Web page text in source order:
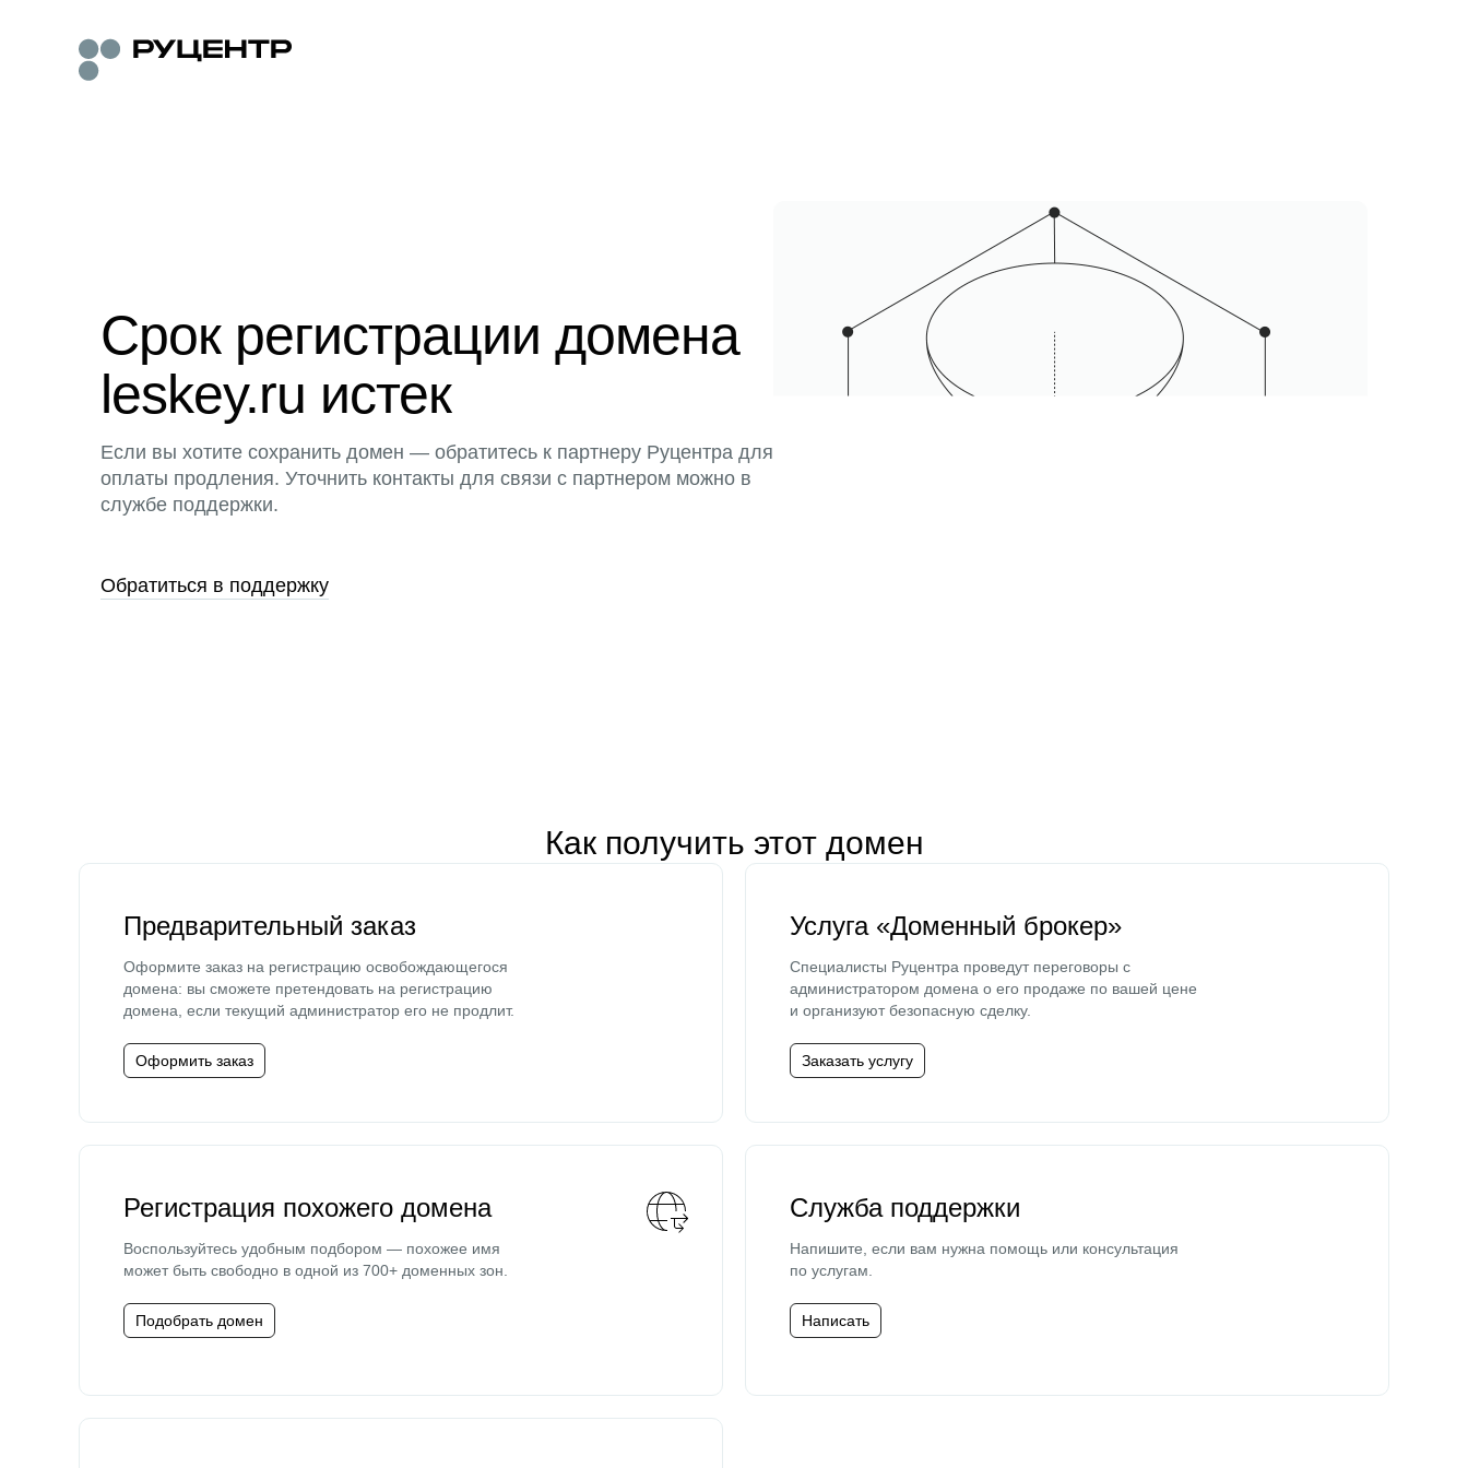
Срок регистрации домена
leskey.ru истек
Если вы хотите сохранить домен — обратитесь к партнеру Руцентра для
оплаты продления. Уточнить контакты для связи с партнером можно в
службе поддержки.
Обратиться в поддержку
Как получить этот домен
Предварительный заказ
Оформите заказ на регистрацию освобождающегося
домена: вы сможете претендовать на регистрацию
домена, если текущий администратор его не продлит.
Оформить заказ
Услуга «Доменный брокер»
Специалисты Руцентра проведут переговоры с
администратором домена о его продаже по вашей цене
и организуют безопасную сделку.
Заказать услугу
Регистрация похожего домена
Воспользуйтесь удобным подбором — похожее имя
может быть свободно в одной из 700+ доменных зон.
Подобрать домен
Служба поддержки
Напишите, если вам нужна помощь или консультация
по услугам.
Написать